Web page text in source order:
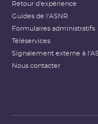
Retour d'expérience
Guides de l'ASNR
Formulaires administratifs
Téléservices
Signalement externe à
Nous contacter